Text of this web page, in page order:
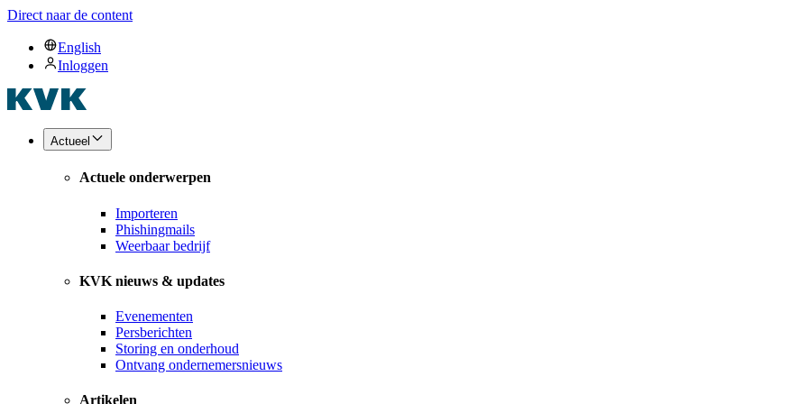
Direct naar de content
English
Inloggen
Actueel
Actuele onderwerpen
Importeren
Phishingmails
Weerbaar bedrijf
KVK nieuws & updates
Evenementen
Persberichten
Storing en onderhoud
Ontvang ondernemersnieuws
Artikelen